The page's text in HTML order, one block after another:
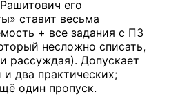
его
ставит весьма
+ все задания с ПЗ
несложно списать,
рассуждая). Допускает
два практических;
один пропуск.